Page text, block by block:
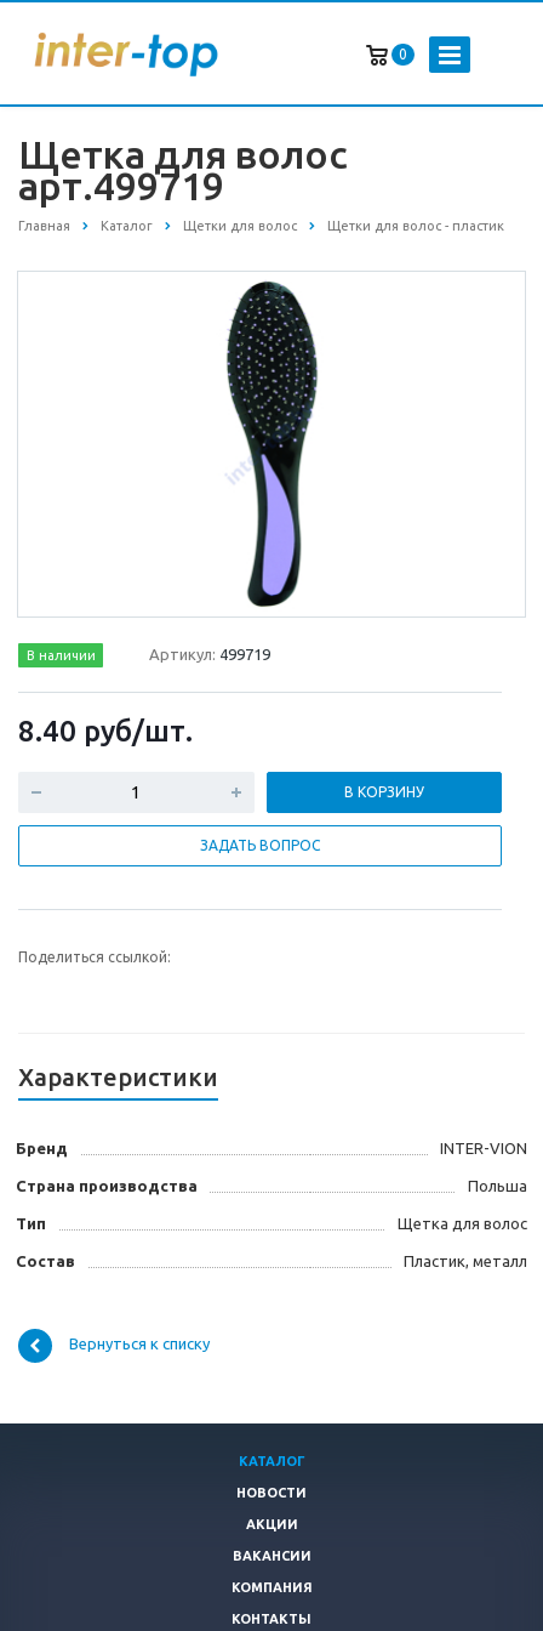
0
Щетка для волос
арт.499719
Главная Каталог Щетки для волос Щетки для волос - пластик
В наличии Артикул: 499719
8.40 руб/шт.
В КОРЗИНУ
ЗАДАТЬ ВОПРОС
Поделиться ссылкой:
Характеристики
Бренд INTER-VION
Страна производства Польша
Тип Щетка для волос
Состав Пластик, металл
Вернуться к списку
КАТАЛОГ
НОВОСТИ
АКЦИИ
ВАКАНСИИ
КОМПАНИЯ
КОНТАКТЫ